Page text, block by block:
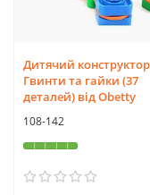
Дитячий конструктор
Гвинти та гайки (37
деталей) від Obetty
108-142